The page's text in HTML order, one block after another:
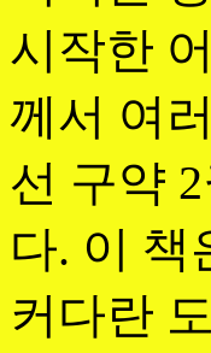
시작한
께서 여
선 구약
다. 이 책
커다란